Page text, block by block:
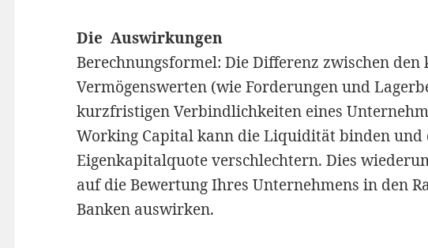
Die Auswirkungen
Berechnungsformel: Die Differenz zwischen
Vermögenswerten (wie Forderungen und
kurzfristigen Verbindlichkeiten eines
Working Capital kann die Liquidität binden und
Eigenkapitalquote verschlechtern. Dies
auf die Bewertung Ihres Unternehmens in den
Banken auswirken.